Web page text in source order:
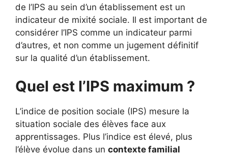
de l’IPS au sein d’un établissement est un
indicateur de mixité sociale. Il est important de
considérer l’IPS comme un indicateur parmi
d’autres, et non comme un jugement définitif
sur la qualité d’un établissement.
Quel est l’IPS maximum ?
L’indice de position sociale (IPS) mesure la
situation sociale des élèves face aux
apprentissages. Plus l’indice est élevé, plus
l’élève évolue dans un contexte familial